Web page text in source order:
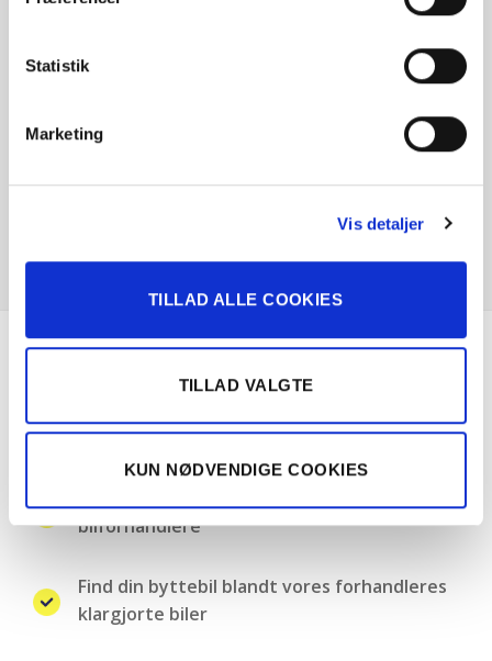
Statistik
Marketing
Vis detaljer
TILLAD ALLE COOKIES
TILLAD VALGTE
KUN NØDVENDIGE COOKIES
Om Solgt.com
Nemt, hurtigt og sikkert bilsalg
bilforhandlere
Find din byttebil blandt vores forhandleres
klargjorte biler